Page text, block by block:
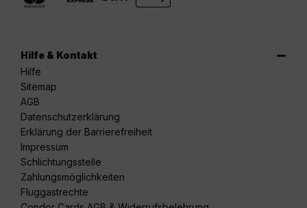
Hilfe & Kontakt
Hilfe
Sitemap
AGB
Datenschutzerklärung
Erklärung der Barrierefreiheit
Impressum
Schlichtungsstelle
Zahlungsmöglichkeiten
Fluggastrechte